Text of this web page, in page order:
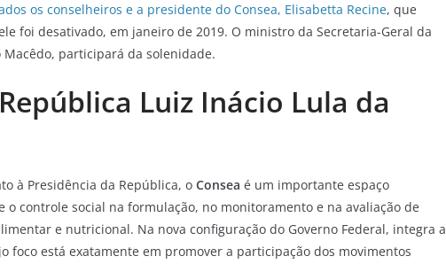
os conselheiros e a presidente do Consea, Elisabetta Recine, que
foi desativado, em janeiro de 2019. O ministro da Secretaria-Geral da
participará da solenidade.
Luiz Inácio Lula da
à Presidência da República, o Consea é um importante espaço
controle social na formulação, no monitoramento e na avaliação de
e nutricional. Na nova configuração do Governo Federal, integra a
foco está exatamente em promover a participação dos movimentos